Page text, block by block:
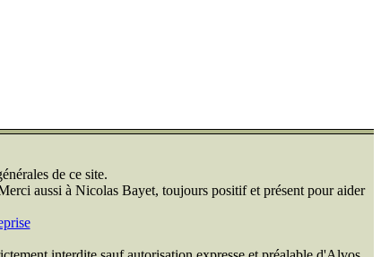
de ce site.
aussi à Nicolas Bayet, toujours positif et présent pour aider